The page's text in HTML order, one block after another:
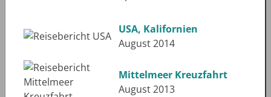
USA, Kalifornien
August 2014
Mittelmeer Kreuzfahrt
August 2013